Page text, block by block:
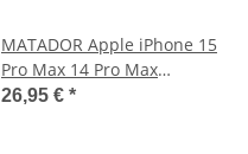
MATADOR Apple iPhone 15
Pro Max 14 Pro Max
Ledercase Etui Schwarz
26,95 € *